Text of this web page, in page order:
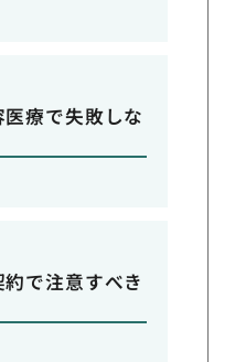
療で失敗しな
で注意すべき